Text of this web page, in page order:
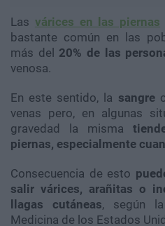
Las várices en las piernas
bastante común en las
más del 20% de las
venosa.
En este sentido, la sangre
venas pero, en algunas
gravedad la misma
piernas, especialmente
Consecuencia de esto
salir várices, arañitas o
llagas cutáneas, según
Medicina de los Estados